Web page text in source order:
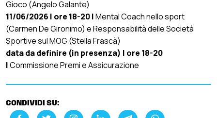
Gioco (Angelo Galante)
11/06/2026 | ore 18-20 |Mental Coach nello sport
(Carmen De Gironimo) e Responsabilità delle Società
Sportive sul MOG (Stella Frascà)
data da definire (in presenza) | ore 18-20
|Commissione Premi e Assicurazione
CONDIVIDI SU: